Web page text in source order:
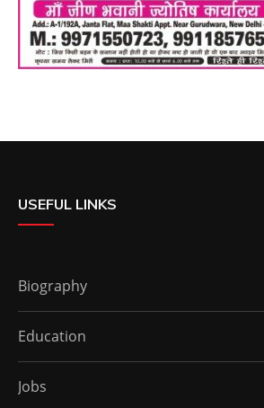
USEFUL LINKS
Biography
Education
Jobs